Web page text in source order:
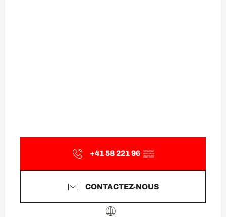
+41 58 221 96 ▒▒
CONTACTEZ-NOUS